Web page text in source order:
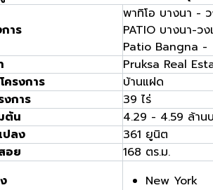
าร
พาทิโอ บางนา -
PATIO บางนา-ว
Patio Bangna -
Pruksa Real
ครงการ
บ้านแฝด
การ
39 ไร่
ต้น
4.29 - 4.59 ล้าน
ปลง
361 ยูนิต
อย
168 ตร.ม.
New York